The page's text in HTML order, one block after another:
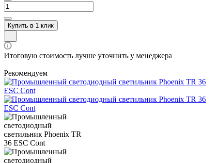
Купить в 1 клик
Итоговую стоимость лучше уточнить у менеджера
Рекомендуем